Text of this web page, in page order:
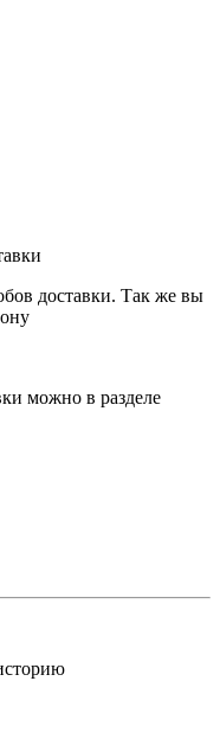
доставки. Так же вы
можно в разделе